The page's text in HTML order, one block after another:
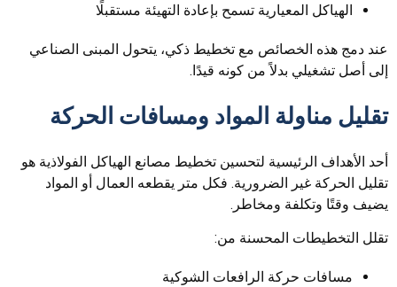
الهياكل المعيارية تسمح بإعادة التهيئة مستقبلًا
عند دمج هذه الخصائص مع تخطيط ذكي، يتحول المبنى الصناعي
إلى أصل تشغيلي بدلاً من كونه قيدًا.
تقليل مناولة المواد ومسافات الحركة
أحد الأهداف الرئيسية لتحسين تخطيط مصانع الهياكل الفولاذية هو
تقليل الحركة غير الضرورية. فكل متر يقطعه العمال أو المواد
يضيف وقتًا وتكلفة ومخاطر.
تقلل التخطيطات المحسنة من:
مسافات حركة الرافعات الشوكية